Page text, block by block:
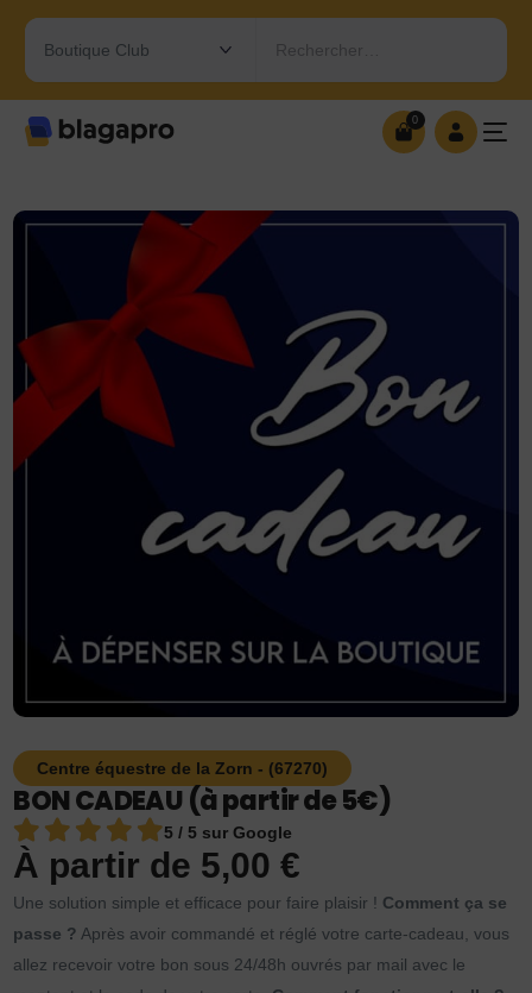
Rechercher…
0
Centre équestre de la Zorn - (67270)
BON CADEAU (à partir de 5€)
5 / 5 sur Google
À partir de 5,00€
Une solution simple et efficace pour faire plaisir ! Comment ça se
passe ? Après avoir commandé et réglé votre carte-cadeau, vous
allez recevoir votre bon sous 24/48h ouvrés par mail avec le